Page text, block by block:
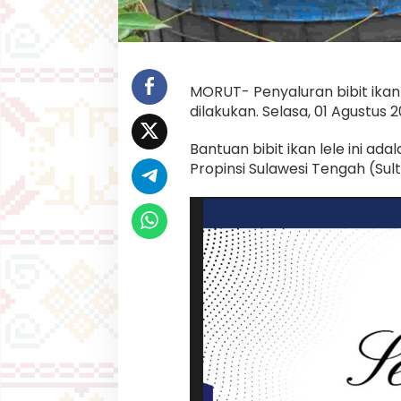
r
i
n
u
l
t
e
g
M
u
l
a
i
D
i
s
a
l
MORUT- Penyaluran bibit
dilakukan. Selasa, 01 Agustus
Bantuan bibit ikan lele ini
Propinsi Sulawesi Tengah